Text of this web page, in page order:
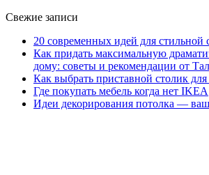
Свежие записи
20 современных идей для стильной
Как придать максимальную
дому: советы и рекомендации от
Как выбрать приставной столик
Где покупать мебель когда нет IKEA
Идеи декорирования потолка —